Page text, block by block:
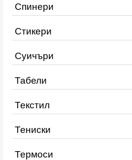
Спинери
Стикери
Суичъри
Табели
Текстил
Тениски
Термоси